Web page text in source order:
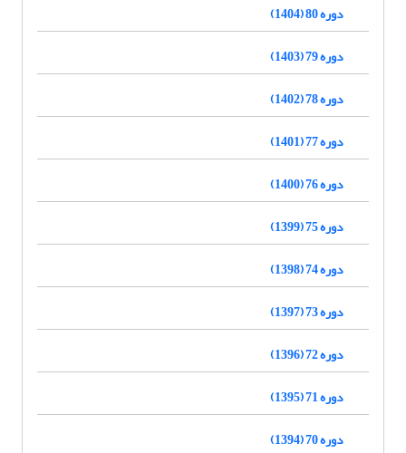
دوره 80 (1404)
دوره 79 (1403)
دوره 78 (1402)
دوره 77 (1401)
دوره 76 (1400)
دوره 75 (1399)
دوره 74 (1398)
دوره 73 (1397)
دوره 72 (1396)
دوره 71 (1395)
دوره 70 (1394)